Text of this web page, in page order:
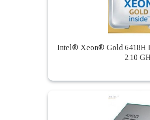
Intel® Xeon® Gold 6418H
2.10